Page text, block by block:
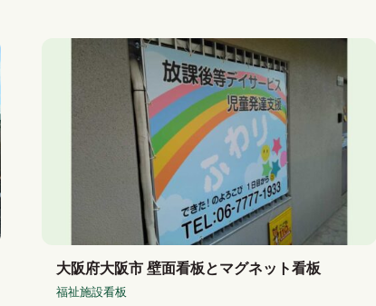
大阪府大阪市 壁面看板とマグネット看板
福祉施設看板